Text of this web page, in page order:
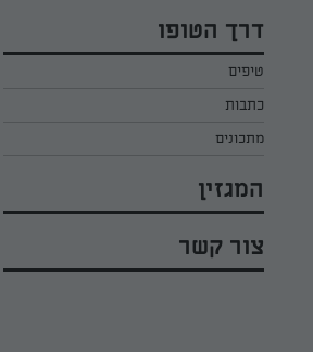
סלטים לפסח
עוגיות לפסח
קארין בנולול
מירי כהן
רובי מיכאל
דרך הטופו
טיפים
כתבות
מתכונים
המגזין
צור קשר